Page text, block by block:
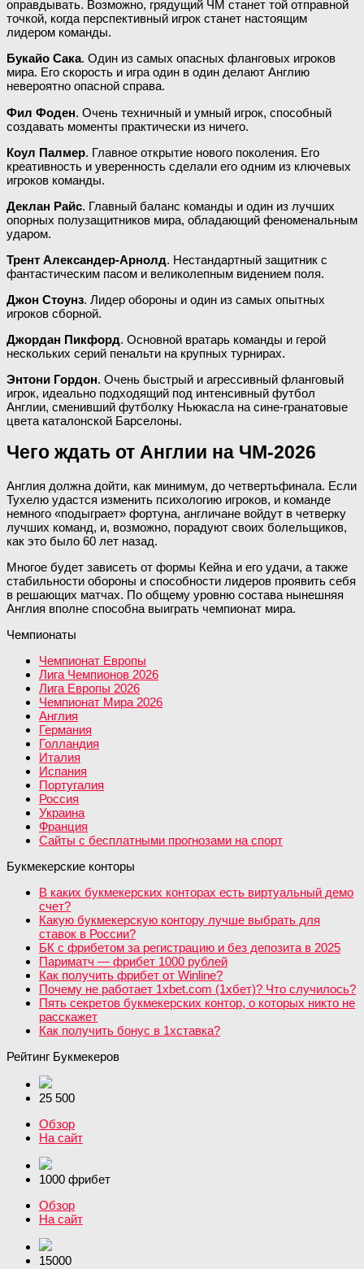
оправдывать. Возможно, грядущий ЧМ станет той отправной
точкой, когда перспективный игрок станет настоящим
лидером команды.
Букайо Сака. Один из самых опасных фланговых игроков
мира. Его скорость и игра один в один делают Англию
невероятно опасной справа.
Фил Фоден. Очень техничный и умный игрок, способный
создавать моменты практически из ничего.
Коул Палмер. Главное открытие нового поколения. Его
креативность и уверенность сделали его одним из ключевых
игроков команды.
Деклан Райс. Главный баланс команды и один из лучших
опорных полузащитников мира, обладающий феноменальным
ударом.
Трент Александер-Арнолд. Нестандартный защитник с
фантастическим пасом и великолепным видением поля.
Джон Стоунз. Лидер обороны и один из самых опытных
игроков сборной.
Джордан Пикфорд. Основной вратарь команды и герой
нескольких серий пенальти на крупных турнирах.
Энтони Гордон. Очень быстрый и агрессивный фланговый
игрок, идеально подходящий под интенсивный футбол
Англии, сменивший футболку Ньюкасла на сине-гранатовые
цвета каталонской Барселоны.
Чего ждать от Англии на ЧМ-2026
Англия должна дойти, как минимум, до четвертьфинала. Если
Тухелю удастся изменить психологию игроков, и команде
немного «подыграет» фортуна, англичане войдут в четверку
лучших команд, и, возможно, порадуют своих болельщиков,
как это было 60 лет назад.
Многое будет зависеть от формы Кейна и его удачи, а также
стабильности обороны и способности лидеров проявить себя
в решающих матчах. По общему уровню состава нынешняя
Англия вполне способна выиграть чемпионат мира.
Чемпионаты
Чемпионат Европы
Лига Чемпионов 2026
Лига Европы 2026
Чемпионат Мира 2026
Англия
Германия
Голландия
Италия
Испания
Португалия
Россия
Украина
Франция
Сайты с бесплатными прогнозами на спорт
Букмекерские конторы
В каких букмекерских конторах есть виртуальный демо
счет?
Какую букмекерскую контору лучше выбрать для
ставок в России?
БК с фрибетом за регистрацию и без депозита в 2025
Париматч — фрибет 1000 рублей
Как получить фрибет от Winline?
Почему не работает 1xbet.com (1хбет)? Что случилось?
Пять секретов букмекерских контор, о которых никто не
расскажет
Как получить бонус в 1хставка?
Рейтинг Букмекеров
25 500
Обзор
На сайт
1000 фрибет
Обзор
На сайт
15000